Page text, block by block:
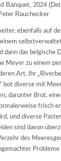
Banquet, 2024
Rauchecker
ebenfalls auf
einem
dann das belgische
Meyer zu einem
Art. Ihr
bot diverse mit
darunter Brot,
frisch
und diverse
sind davon
des
Probleme